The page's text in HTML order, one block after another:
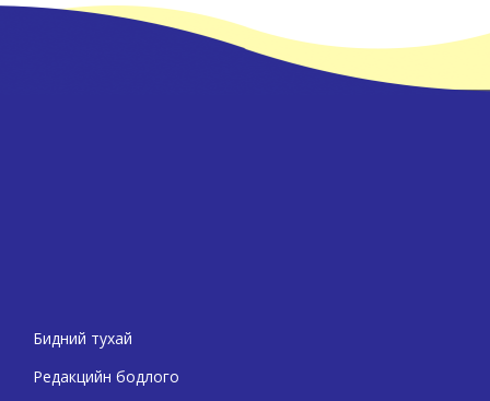
Бидний тухай
Редакцийн бодлого